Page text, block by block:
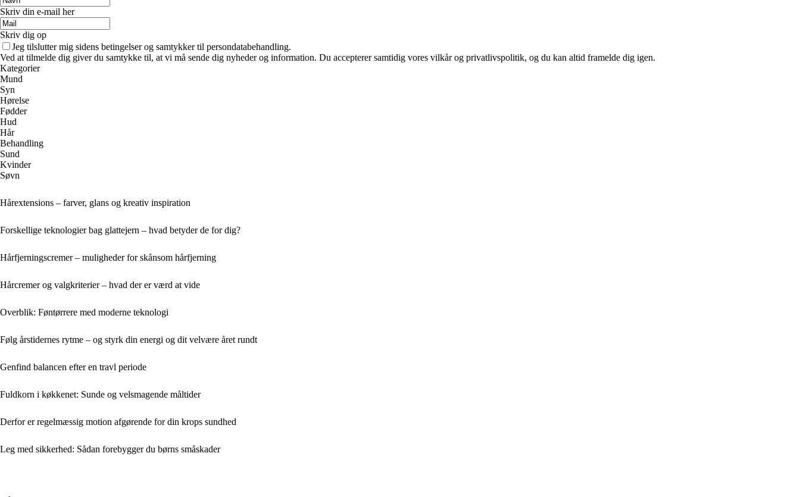
Skriv din e-mail her
Skriv dig op
Jeg tilslutter mig sidens betingelser og samtykker til persondatabehandling.
Ved at tilmelde dig giver du samtykke til, at vi må sende dig nyheder og information. Du accepterer samtidig vores vilkår og privatlivspolitik, og du kan altid framelde dig igen.
Kategorier
Mund
Syn
Hørelse
Fødder
Hud
Hår
Behandling
Sund
Kvinder
Søvn
Hårextensions – farver, glans og kreativ inspiration
Forskellige teknologier bag glattejern – hvad betyder de for dig?
Hårfjerningscremer – muligheder for skånsom hårfjerning
Hårcremer og valgkriterier – hvad der er værd at vide
Overblik: Føntørrere med moderne teknologi
Følg årstidernes rytme – og styrk din energi og dit velvære året rundt
Genfind balancen efter en travl periode
Fuldkorn i køkkenet: Sunde og velsmagende måltider
Derfor er regelmæssig motion afgørende for din krops sundhed
Leg med sikkerhed: Sådan forebygger du børns småskader